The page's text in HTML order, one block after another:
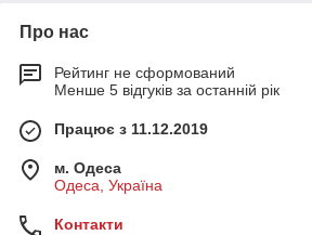
Про нас
Рейтинг не сформований
Менше 5 відгуків за останній рік
Працює з 11.12.2019
м. Одеса
Одеса, Україна
Контакти